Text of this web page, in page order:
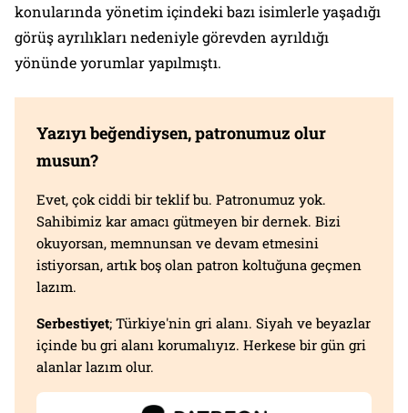
konularında yönetim içindeki bazı isimlerle yaşadığı
görüş ayrılıkları nedeniyle görevden ayrıldığı
yönünde yorumlar yapılmıştı.
Yazıyı beğendiysen, patronumuz olur
musun?
Evet, çok ciddi bir teklif bu. Patronumuz yok.
Sahibimiz kar amacı gütmeyen bir dernek. Bizi
okuyorsan, memnunsan ve devam etmesini
istiyorsan, artık boş olan patron koltuğuna geçmen
lazım.
Serbestiyet; Türkiye'nin gri alanı. Siyah ve beyazlar
içinde bu gri alanı korumalıyız. Herkese bir gün gri
alanlar lazım olur.